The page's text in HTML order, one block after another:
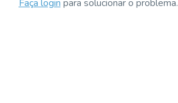
Faça loginpara solucionar o problema.